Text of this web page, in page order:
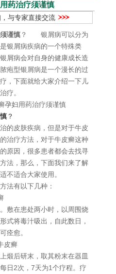
药治疗须谨慎
与专家直接交流
谨慎 ？ 银屑病可以分为
银屑病疾病的一个特殊类
屑病会对自身的健康成长造
疱型银屑病是一个漫长的过
，下面就给大家介绍一下儿
疗。
？
皮肤疾病，但是对于牛皮
治疗方法，对于牛皮癣这种
原因，很多患者都会去找寻
法，那么，下面我们来了解
不适合大家使用。
有以下几种：
在患处两小时，以周围烧
式将毒汁吸出，自此数日，
痊愈。
皮癣
后研末，取其粉末在器皿
日2次，7天为1个疗程。疗